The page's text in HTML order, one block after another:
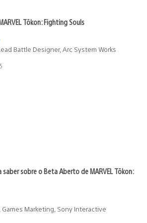
Tōkon: Fighting Souls
Battle Designer, Arc System Works
5
sobre o Beta Aberto de MARVEL Tōkon:
Games Marketing, Sony Interactive